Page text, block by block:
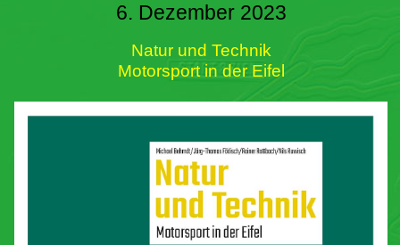
6. Dezember 2023
Natur und Technik
Motorsport in der Eifel